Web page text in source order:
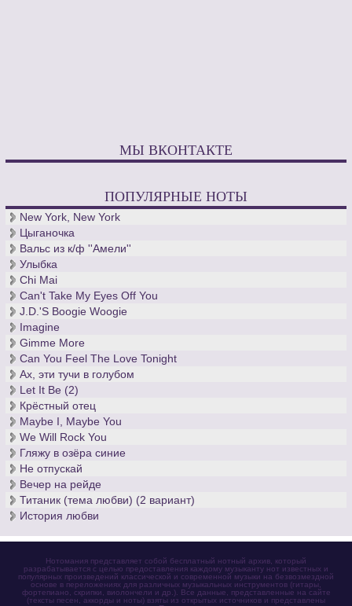
МЫ ВКОНТАКТЕ
ПОПУЛЯРНЫЕ НОТЫ
New York, New York
Цыганочка
Вальс из к/ф ''Амели''
Улыбка
Chi Mai
Can't Take My Eyes Off You
J.D.'S Boogie Woogie
Imagine
Gimme More
Can You Feel The Love Tonight
Ах, эти тучи в голубом
Let It Be (2)
Крёстный отец
Maybe I, Maybe You
We Will Rock You
Гляжу в озёра синие
Не отпускай
Вечер на рейде
Титаник (тема любви) (2 вариант)
История любви
Нотомания представляет собой бесплатный нотный архив, который
разрабатывается с целью предоставления каждому музыканту нот известных и
популярных произведений классической и современной музыки на безвозмездной
основе в переложениях для различных музыкальных инструментов (гитары,
фортепиано, скрипки, виолончели и др.). Все данные, представленные на сайте
(тексты песен, аккорды и ноты) взяты из открытых источников и представлены